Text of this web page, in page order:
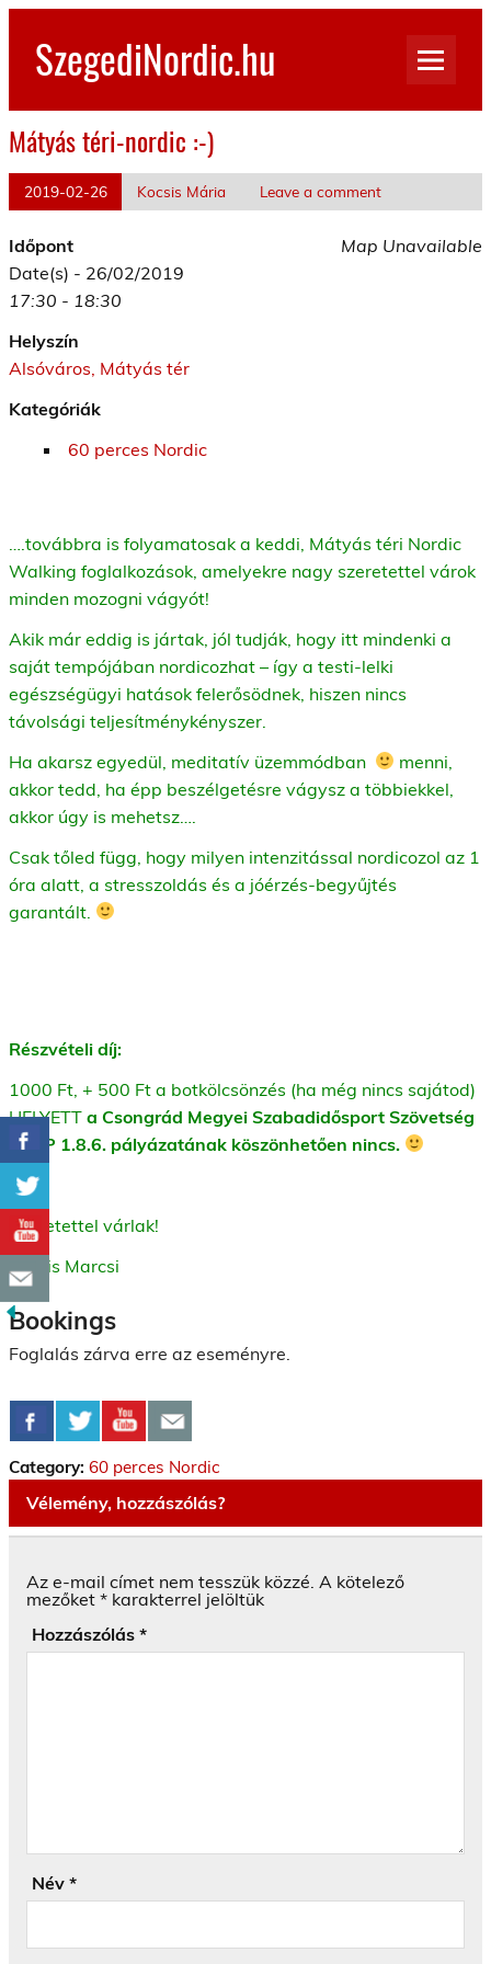
Skip
contentSzegediNordic.hu
Mátyás téri-nordic :-)
2019-02-26 Kocsis Mária Leave a comment
Map Unavailable
Időpont
Date(s) - 26/02/2019
17:30 - 18:30
Helyszín
Alsóváros, Mátyás tér
Kategóriák
60 perces Nordic
….továbbra is folyamatosak a keddi, Mátyás téri Nordic
Walking foglalkozások, amelyekre nagy szeretettel várok
minden mozogni vágyót!
Akik már eddig is jártak, jól tudják, hogy itt mindenki a
saját tempójában nordicozhat – így a testi-lelki
egészségügyi hatások felerősödnek, hiszen nincs
távolsági teljesítménykényszer.
Ha akarsz egyedül, meditatív üzemmódban
menni,
akkor tedd, ha épp beszélgetésre vágysz a többiekkel,
akkor úgy is mehetsz….
Csak tőled függ, hogy milyen intenzitással nordicozol az 1
óra alatt, a stresszoldás és a jóérzés-begyűjtés
garantált.
Részvételi díj:
1000 Ft, + 500 Ft a botkölcsönzés (ha még nincs sajátod)
HELYETT a Csongrád Megyei Szabadidősport Szövetség
EFOP 1.8.6. pályázatának köszönhetően nincs.
Szeretettel várlak!
Kocsis Marcsi
Bookings
Foglalás zárva erre az eseményre.
Category: 60 perces Nordic
Vélemény, hozzászólás?
Az e-mail címet nem tesszük közzé. A kötelező
mezőket * karakterrel jelöltük
Hozzászólás *
Név *